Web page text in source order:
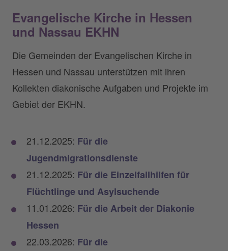
Evangelische Kirche in Hessen
und Nassau EKHN
Die Gemeinden der Evangelischen Kirche in
Hessen und Nassau unterstützen mit ihren
Kollekten diakonische Aufgaben und Projekte im
Gebiet der EKHN.
21.12.2025: Für die
Jugendmigrationsdienste
21.12.2025: Für die Einzelfallhilfen für
Flüchtlinge und Asylsuchende
11.01.2026: Für die Arbeit der Diakonie
Hessen
22.03.2026: Für die